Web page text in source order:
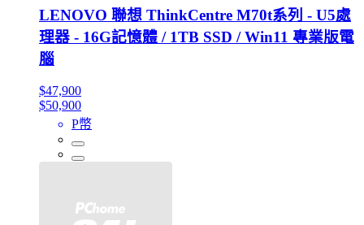
LENOVO 聯想 ThinkCentre M70t系列 - U5處
理器 - 16G記憶體 / 1TB SSD / Win11 專業版電
腦
$47,900
$50,900
P幣